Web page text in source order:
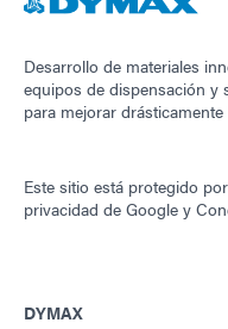
Desarrollo de materiales
equipos de dispensación y
para mejorar
Este sitio está protegido
privacidad de Google y
DYMAX